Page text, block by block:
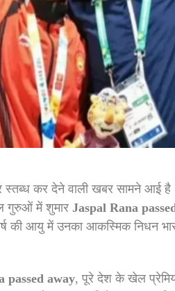
कर देने वाली खबर सामने आई है।
गुरुओं में शुमार Jaspal Rana
की आयु में उनका आकस्मिक निधन
passed away, पूरे देश के खेल